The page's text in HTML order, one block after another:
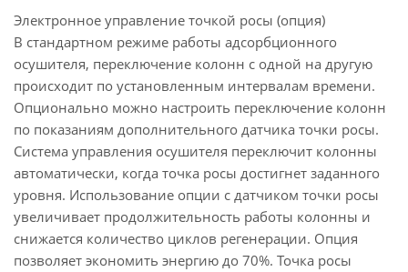
Электронное управление точкой росы (опция)
В стандартном режиме работы адсорбционного
осушителя, переключение колонн с одной на другую
происходит по установленным интервалам времени.
Опционально можно настроить переключение колонн
по показаниям дополнительного датчика точки росы.
Система управления осушителя переключит колонны
автоматически, когда точка росы достигнет заданного
уровня. Использование опции с датчиком точки росы
увеличивает продолжительность работы колонны и
снижается количество циклов регенерации. Опция
позволяет экономить энергию до 70%. Точка росы